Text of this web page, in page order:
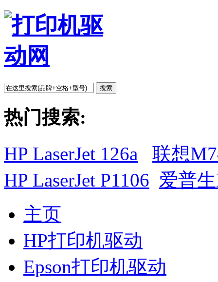
搜索
热门搜索:
HP LaserJet 126a
联想
HP LaserJet P1106 爱普
主页
HP打印机驱动
Epson打印机驱动